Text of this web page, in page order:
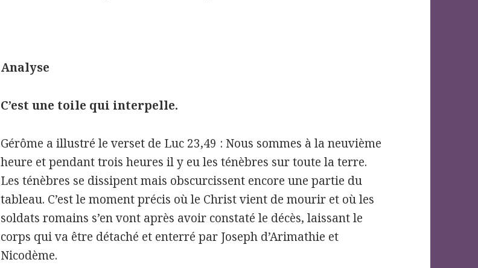
Analyse
C’est une toile qui interpelle.
Gérôme a illustré le verset de Luc 23,49 : Nous sommes à la neuvième
heure et pendant trois heures il y eu les ténèbres sur toute la terre.
Les ténèbres se dissipent mais obscurcissent encore une partie du
tableau. C’est le moment précis où le Christ vient de mourir et où les
soldats romains s’en vont après avoir constaté le décès, laissant le
corps qui va être détaché et enterré par Joseph d’Arimathie et
Nicodème.